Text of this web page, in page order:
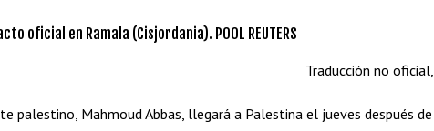
oficial en Ramala (Cisjordania). POOL REUTERS
Traducción no oficial,
palestino, Mahmoud Abbas, llegará a Palestina el jueves después de